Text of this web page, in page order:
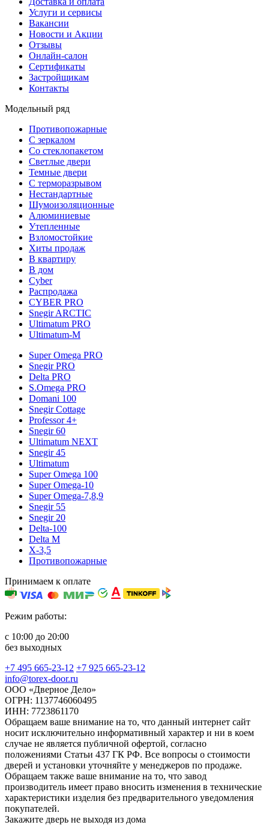
Услуги и сервисы
Вакансии
Новости и Акции
Отзывы
Онлайн-салон
Сертификаты
Застройщикам
Контакты
Модельный ряд
Противопожарные
С зеркалом
Со стеклопакетом
Светлые двери
Темные двери
С терморазрывом
Нестандартные
Шумоизоляционные
Алюминиевые
Утепленные
Взломостойкие
Хиты продаж
В квартиру
В дом
Cyber
Распродажа
CYBER PRO
Snegir ARCTIC
Ultimatum PRO
Ultimatum-M
Super Omega PRO
Snegir PRO
Delta PRO
S.Omega PRO
Domani 100
Snegir Cottage
Professor 4+
Snegir 60
Ultimatum NEXT
Snegir 45
Ultimatum
Super Omega 100
Super Omega-10
Super Omega-7,8,9
Snegir 55
Snegir 20
Delta-100
Delta M
X-3,5
Противопожарные
Принимаем к оплате
Режим работы:
с 10:00 до 20:00
без выходных
+7 495 665-23-12 +7 925 665-23-12
info@torex-door.ru
ООО «Дверное Дело»
ОГРН: 1137746060495
ИНН: 7723861170
Обращаем ваше внимание на то, что данный интернет сайт
носит исключительно информативный характер и ни в коем
случае не является публичной офертой, согласно
положениями Статьи 437 ГК РФ. Все вопросы о стоимости
дверей и установки уточняйте у менеджеров по продаже.
Обращаем также ваше внимание на то, что завод
производитель имеет право вносить изменения в технические
характеристики изделия без предварительного уведомления
покупателей.
Закажите дверь не выходя из дома